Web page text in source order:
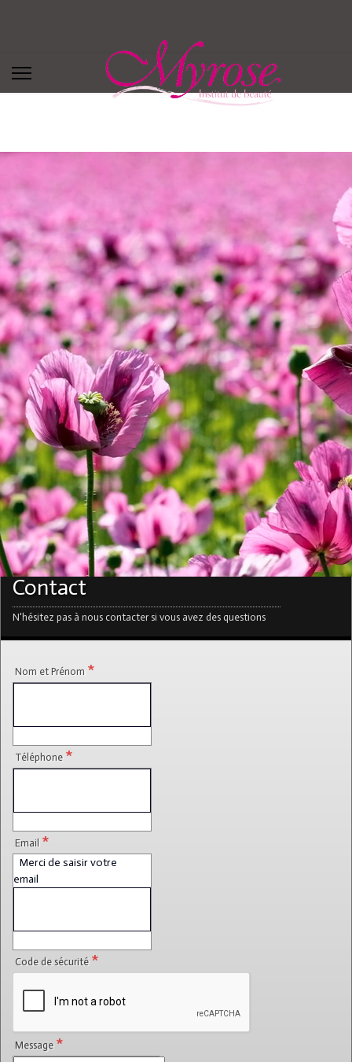
Vous êtes ici :Accueil/Contact & Rendez-vous
Offrez-vous un moment de beauté et
de bien-être
PRENDRE RDV >>>
Contact
N'hésitez pas à nous contacter si vous avez des questions
Nom et Prénom *
Téléphone *
Email *
Merci de saisir votre
email
Code de sécurité *
Message *